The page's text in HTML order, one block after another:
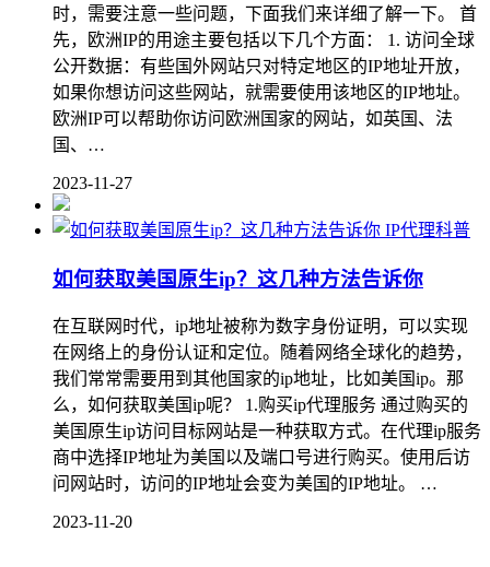
时，需要注意一些问题，下面我们来详细了解一下。 首
先，欧洲IP的用途主要包括以下几个方面： 1. 访问全球
公开数据：有些国外网站只对特定地区的IP地址开放，
如果你想访问这些网站，就需要使用该地区的IP地址。
欧洲IP可以帮助你访问欧洲国家的网站，如英国、法
国、…
2023-11-27
IP代理科普
如何获取美国原生ip？这几种方法告诉你
在互联网时代，ip地址被称为数字身份证明，可以实现
在网络上的身份认证和定位。随着网络全球化的趋势，
我们常常需要用到其他国家的ip地址，比如美国ip。那
么，如何获取美国ip呢？ 1.购买ip代理服务 通过购买的
美国原生ip访问目标网站是一种获取方式。在代理ip服务
商中选择IP地址为美国以及端口号进行购买。使用后访
问网站时，访问的IP地址会变为美国的IP地址。 …
2023-11-20